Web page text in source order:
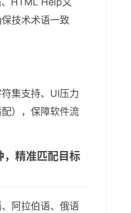
技术术语一致
集支持、UI压力
），保障软件流
精准匹配目标
阿拉伯语、俄语